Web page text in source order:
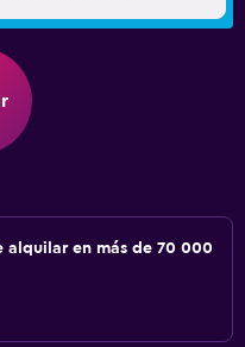
alquilar en más de 70 000